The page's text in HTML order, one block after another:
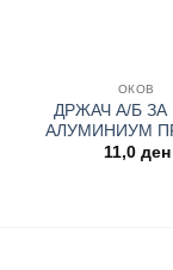
ОКОВ
ДРЖАЧ А/Б ЗА
АЛУМИНИУМ
11,0 ден